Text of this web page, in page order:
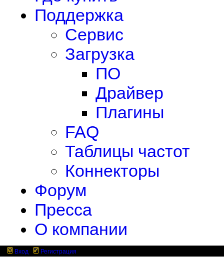
Поддержка
Сервис
Загрузка
ПО
Драйвер
Плагины
FAQ
Таблицы частот
Коннекторы
Форум
Пресса
О компании
Вход Регистрация